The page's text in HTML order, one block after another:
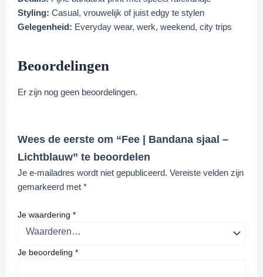
Styling: Casual, vrouwelijk of juist edgy te stylen
Gelegenheid: Everyday wear, werk, weekend, city trips
Beoordelingen
Er zijn nog geen beoordelingen.
Wees de eerste om “Fee | Bandana sjaal –
Lichtblauw” te beoordelen
Je e-mailadres wordt niet gepubliceerd. Vereiste velden zijn
gemarkeerd met *
Je waardering *
Je beoordeling *